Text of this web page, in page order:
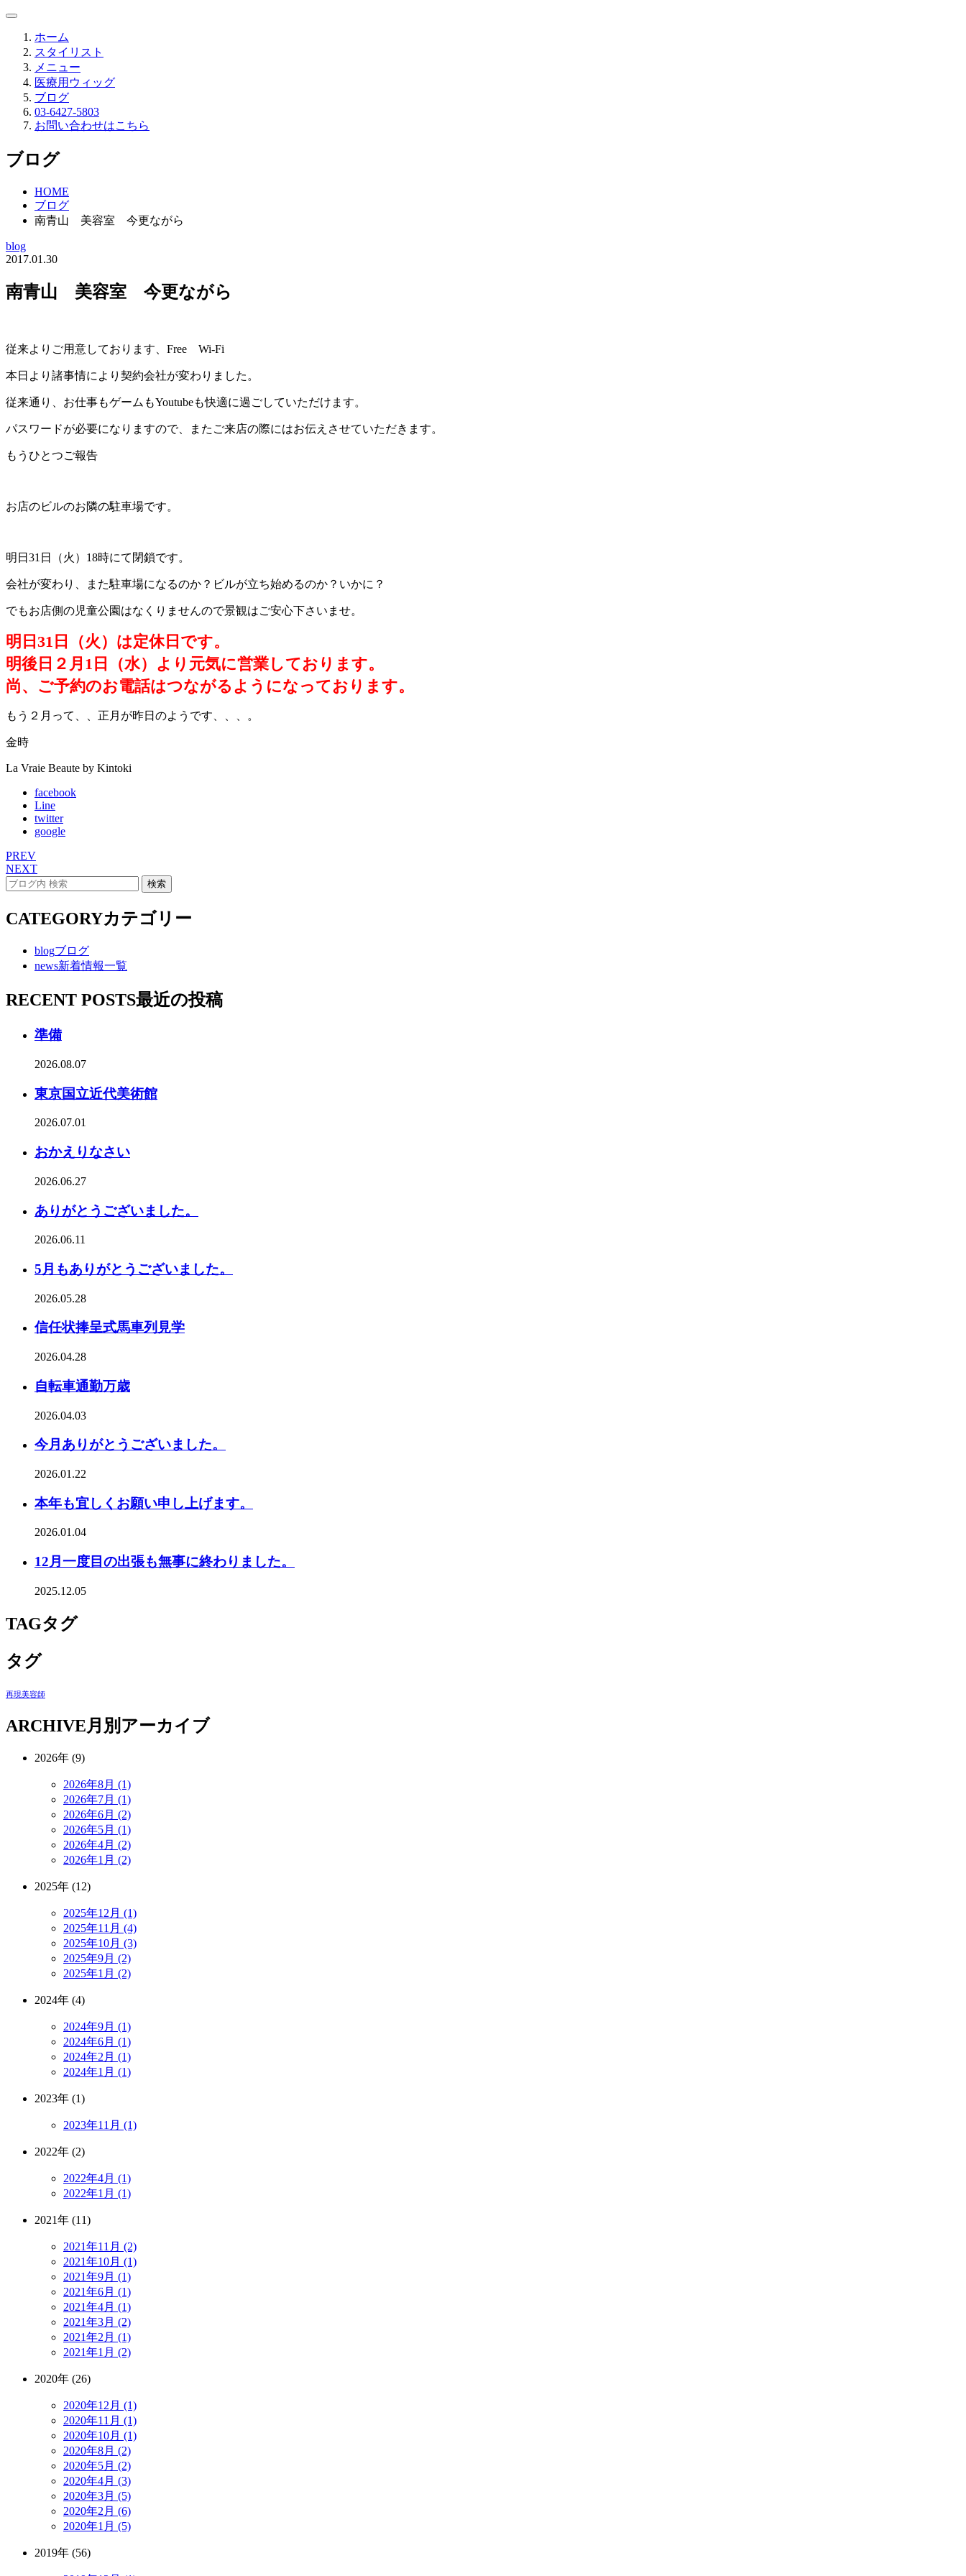
ホーム
スタイリスト
メニュー
医療用ウィッグ
ブログ
03-6427-5803
お問い合わせはこちら
ブログ
HOME
ブログ
南青山 美容室 今更ながら
blog
2017.01.30
南青山 美容室 今更ながら
従来よりご用意しております、Free Wi-Fi
本日より諸事情により契約会社が変わりました。
従来通り、お仕事もゲームもYoutubeも快適に過ごしていただけます。
パスワードが必要になりますので、またご来店の際にはお伝えさせていただきます。
もうひとつご報告
お店のビルのお隣の駐車場です。
明日31日（火）18時にて閉鎖です。
会社が変わり、また駐車場になるのか？ビルが立ち始めるのか？いかに？
でもお店側の児童公園はなくりませんので景観はご安心下さいませ。
明日31日（火）は定休日です。
明後日２月1日（水）より元気に営業しております。
尚、ご予約のお電話はつながるようになっております。
もう２月って、、正月が昨日のようです、、、。
金時
La Vraie Beaute by Kintoki
facebook
Line
twitter
google
PREV
NEXT
CATEGORYカテゴリー
blogブログ
news新着情報一覧
RECENT POSTS最近の投稿
準備
2026.08.07
東京国立近代美術館
2026.07.01
おかえりなさい
2026.06.27
ありがとうございました。
2026.06.11
5月もありがとうございました。
2026.05.28
信任状捧呈式馬車列見学
2026.04.28
自転車通勤万歳
2026.04.03
今月ありがとうございました。
2026.01.22
本年も宜しくお願い申し上げます。
2026.01.04
12月一度目の出張も無事に終わりました。
2025.12.05
TAGタグ
タグ
再現美容師
ARCHIVE月別アーカイブ
2026年 (9)
2026年8月 (1)
2026年7月 (1)
2026年6月 (2)
2026年5月 (1)
2026年4月 (2)
2026年1月 (2)
2025年 (12)
2025年12月 (1)
2025年11月 (4)
2025年10月 (3)
2025年9月 (2)
2025年1月 (2)
2024年 (4)
2024年9月 (1)
2024年6月 (1)
2024年2月 (1)
2024年1月 (1)
2023年 (1)
2023年11月 (1)
2022年 (2)
2022年4月 (1)
2022年1月 (1)
2021年 (11)
2021年11月 (2)
2021年10月 (1)
2021年9月 (1)
2021年6月 (1)
2021年4月 (1)
2021年3月 (2)
2021年2月 (1)
2021年1月 (2)
2020年 (26)
2020年12月 (1)
2020年11月 (1)
2020年10月 (1)
2020年8月 (2)
2020年5月 (2)
2020年4月 (3)
2020年3月 (5)
2020年2月 (6)
2020年1月 (5)
2019年 (56)